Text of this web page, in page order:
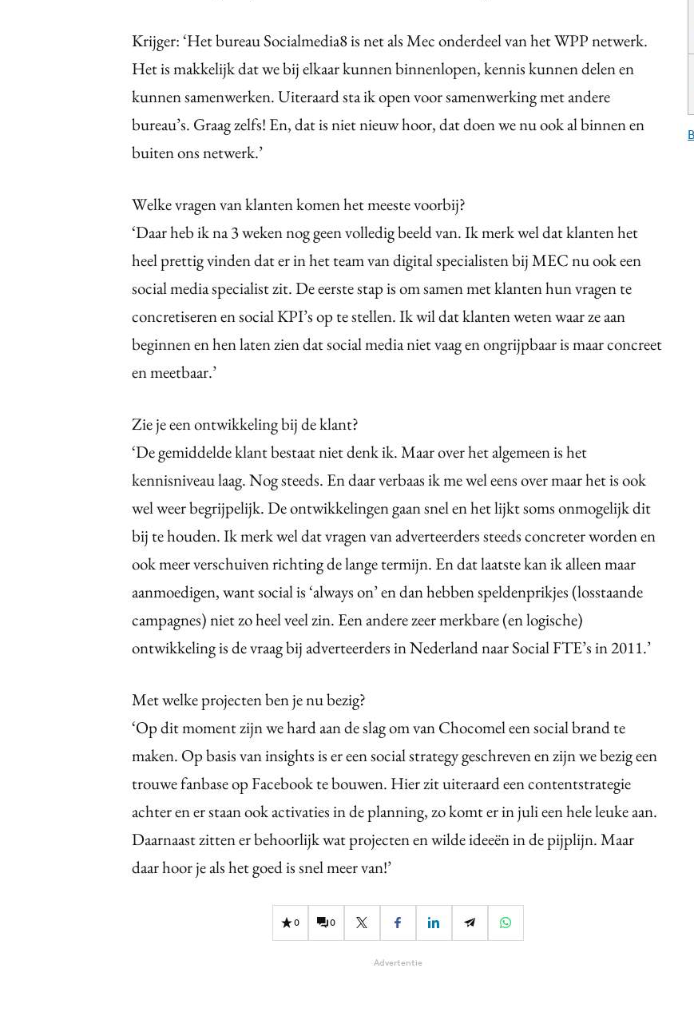
Krijger: ‘Het bureau Socialmedia8 is net als Mec onderdeel van het WPP netwerk.
Het is makkelijk dat we bij elkaar kunnen binnenlopen, kennis kunnen delen en
kunnen samenwerken. Uiteraard sta ik open voor samenwerking met andere
bureau’s. Graag zelfs! En, dat is niet nieuw hoor, dat doen we nu ook al binnen en
buiten ons netwerk.’
Welke vragen van klanten komen het meeste voorbij?
‘Daar heb ik na 3 weken nog geen volledig beeld van. Ik merk wel dat klanten het
heel prettig vinden dat er in het team van digital specialisten bij MEC nu ook een
social media specialist zit. De eerste stap is om samen met klanten hun vragen te
concretiseren en social KPI’s op te stellen. Ik wil dat klanten weten waar ze aan
beginnen en hen laten zien dat social media niet vaag en ongrijpbaar is maar concreet
en meetbaar.’
Zie je een ontwikkeling bij de klant?
‘De gemiddelde klant bestaat niet denk ik. Maar over het algemeen is het
kennisniveau laag. Nog steeds. En daar verbaas ik me wel eens over maar het is ook
wel weer begrijpelijk. De ontwikkelingen gaan snel en het lijkt soms onmogelijk dit
bij te houden. Ik merk wel dat vragen van adverteerders steeds concreter worden en
ook meer verschuiven richting de lange termijn. En dat laatste kan ik alleen maar
aanmoedigen, want social is ‘always on’ en dan hebben speldenprikjes (losstaande
campagnes) niet zo heel veel zin. Een andere zeer merkbare (en logische)
ontwikkeling is de vraag bij adverteerders in Nederland naar Social FTE’s in 2011.’
Met welke projecten ben je nu bezig?
‘Op dit moment zijn we hard aan de slag om van Chocomel een social brand te
maken. Op basis van insights is er een social strategy geschreven en zijn we bezig een
trouwe fanbase op Facebook te bouwen. Hier zit uiteraard een contentstrategie
achter en er staan ook activaties in de planning, zo komt er in juli een hele leuke aan.
Daarnaast zitten er behoorlijk wat projecten en wilde ideeën in de pijplijn. Maar
daar hoor je als het goed is snel meer van!’
0 0
Advertentie